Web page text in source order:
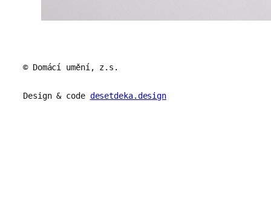
© Domácí umění, z.s.
Design & code desetdeka.design